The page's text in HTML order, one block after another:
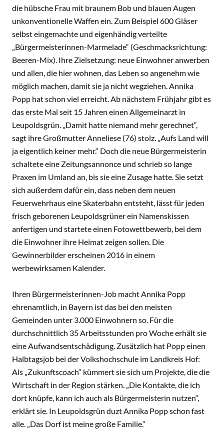
die hübsche Frau mit braunem Bob und blauen Augen
unkonventionelle Waffen ein. Zum Beispiel 600 Gläser
selbst eingemachte und eigenhändig verteilte
„Bürgermeisterinnen-Marmelade“ (Geschmacksrichtung:
Beeren-Mix). Ihre Zielsetzung: neue Einwohner anwerben
und allen, die hier wohnen, das Leben so angenehm wie
möglich machen, damit sie ja nicht wegziehen. Annika
Popp hat schon viel erreicht. Ab nächstem Frühjahr gibt es
das erste Mal seit 15 Jahren einen Allgemeinarzt in
Leupoldsgrün. „Damit hatte niemand mehr gerechnet“,
sagt ihre Großmutter Anneliese (76) stolz. „Aufs Land will
ja eigentlich keiner mehr.“ Doch die neue Bürgermeisterin
schaltete eine Zeitungsannonce und schrieb so lange
Praxen im Umland an, bis sie eine Zusage hatte. Sie setzt
sich außerdem dafür ein, dass neben dem neuen
Feuerwehrhaus eine Skaterbahn entsteht, lässt für jeden
frisch geborenen Leupoldsgrüner ein Namenskissen
anfertigen und startete einen Fotowettbewerb, bei dem
die Einwohner ihre Heimat zeigen sollen. Die
Gewinnerbilder erscheinen 2016 in einem
werbewirksamen Kalender.
Ihren Bürgermeisterinnen-Job macht Annika Popp
ehrenamtlich, in Bayern ist das bei den meisten
Gemeinden unter 3.000 Einwohnern so. Für die
durchschnittlich 35 Arbeitsstunden pro Woche erhält sie
eine Aufwandsentschädigung. Zusätzlich hat Popp einen
Halbtagsjob bei der Volkshochschule im Landkreis Hof:
Als „Zukunftscoach“ kümmert sie sich um Projekte, die die
Wirtschaft in der Region stärken. „Die Kontakte, die ich
dort knüpfe, kann ich auch als Bürgermeisterin nutzen“,
erklärt sie. In Leupoldsgrün duzt Annika Popp schon fast
alle. „Das Dorf ist meine große Familie.“